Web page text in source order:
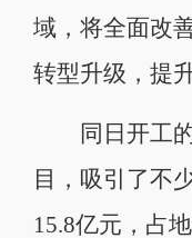
域，将全面改
转型升级，提
同日开工的
目，吸引了不
15.8亿元，占